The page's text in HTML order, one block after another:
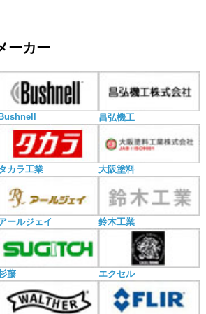
ーカー
Bushnell 昌弘機工
カラ工業 大阪塗料
ールジェイ 鈴木工業
藤 エクセル